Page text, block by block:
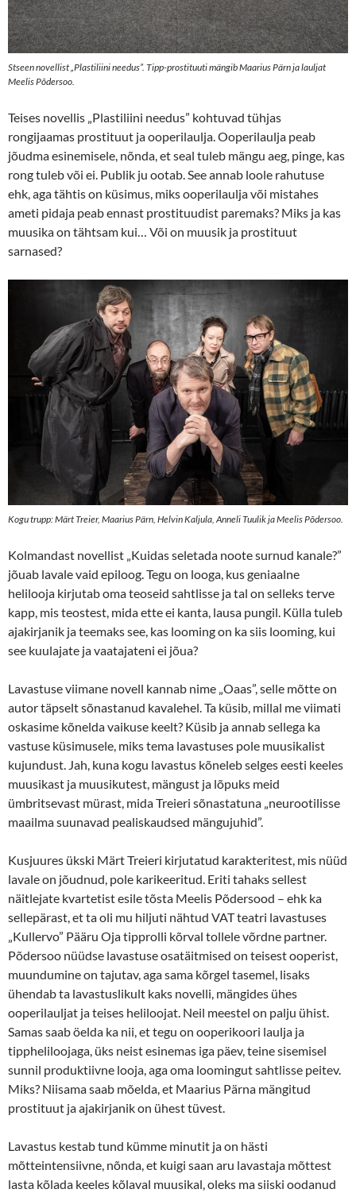
Stseen novellist „Plastiliini needus”. Tipp-prostituuti mängib Maarius Pärn ja lauljat
Meelis Põdersoo.
Teises novellis „Plastiliini needus” kohtuvad tühjas
rongijaamas prostituut ja ooperilaulja. Ooperilaulja peab
jõudma esinemisele, nõnda, et seal tuleb mängu aeg, pinge, kas
rong tuleb või ei. Publik ju ootab. See annab loole rahutuse
ehk, aga tähtis on küsimus, miks ooperilaulja või mistahes
ameti pidaja peab ennast prostituudist paremaks? Miks ja kas
muusika on tähtsam kui… Või on muusik ja prostituut
sarnased?
Kogu trupp: Märt Treier, Maarius Pärn, Helvin Kaljula, Anneli Tuulik ja Meelis Põdersoo.
Kolmandast novellist „Kuidas seletada noote surnud kanale?”
jõuab lavale vaid epiloog. Tegu on looga, kus geniaalne
helilooja kirjutab oma teoseid sahtlisse ja tal on selleks terve
kapp, mis teostest, mida ette ei kanta, lausa pungil. Külla tuleb
ajakirjanik ja teemaks see, kas looming on ka siis looming, kui
see kuulajate ja vaatajateni ei jõua?
Lavastuse viimane novell kannab nime „Oaas”, selle mõtte on
autor täpselt sõnastanud kavalehel. Ta küsib, millal me viimati
oskasime kõnelda vaikuse keelt? Küsib ja annab sellega ka
vastuse küsimusele, miks tema lavastuses pole muusikalist
kujundust. Jah, kuna kogu lavastus kõneleb selges eesti keeles
muusikast ja muusikutest, mängust ja lõpuks meid
ümbritsevast mürast, mida Treieri sõnastatuna „neurootilisse
maailma suunavad pealiskaudsed mängujuhid”.
Kusjuures ükski Märt Treieri kirjutatud karakteritest, mis nüüd
lavale on jõudnud, pole karikeeritud. Eriti tahaks sellest
näitlejate kvartetist esile tõsta Meelis Põdersood – ehk ka
sellepärast, et ta oli mu hiljuti nähtud VAT teatri lavastuses
„Kullervo” Pääru Oja tipprolli kõrval tollele võrdne partner.
Põdersoo nüüdse lavastuse osatäitmised on teisest ooperist,
muundumine on tajutav, aga sama kõrgel tasemel, lisaks
ühendab ta lavastuslikult kaks novelli, mängides ühes
ooperilauljat ja teises heliloojat. Neil meestel on palju ühist.
Samas saab öelda ka nii, et tegu on ooperikoori laulja ja
tippheliloojaga, üks neist esinemas iga päev, teine sisemisel
sunnil produktiivne looja, aga oma loomingut sahtlisse peitev.
Miks? Niisama saab mõelda, et Maarius Pärna mängitud
prostituut ja ajakirjanik on ühest tüvest.
Lavastus kestab tund kümme minutit ja on hästi
mõtteintensiivne, nõnda, et kuigi saan aru lavastaja mõttest
lasta kõlada keeles kõlaval muusikal, oleks ma siiski oodanud